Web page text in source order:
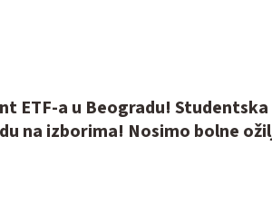
ETF-a u Beogradu!
na izborima! Nosimo bolne